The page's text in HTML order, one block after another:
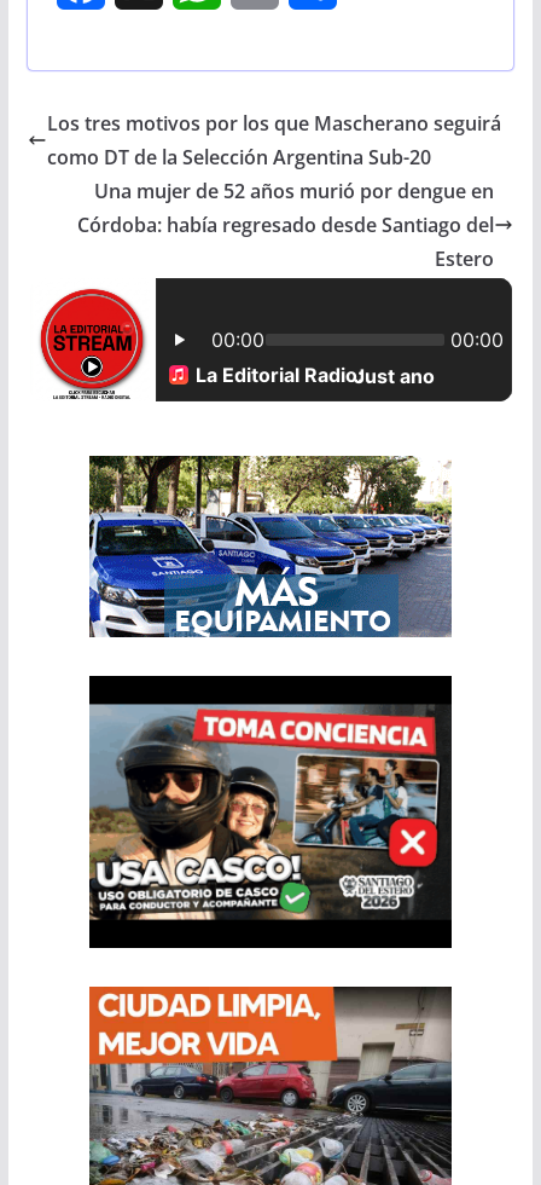
e
b
o
k
t
s
A
p
i
r
e
Los tres motivos por los que Mascherano seguirá
como DT de la Selección Argentina Sub-20
Una mujer de 52 años murió por dengue en
Córdoba: había regresado desde Santiago del
Estero